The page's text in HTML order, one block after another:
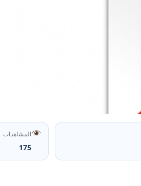
المشاهدات
175